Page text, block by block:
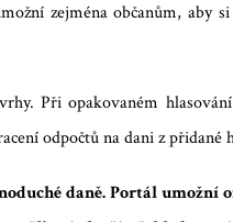
zejména občanům, aby
Při opakovaném
odpočtů na dani z přidané
daně. Portál umožní